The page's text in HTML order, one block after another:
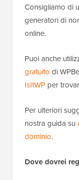
Consigliamo di
generatori di
online.
Puoi anche
gratuito di
IsItWP per
Per ulteriori
nostra guida su
dominio.
Dove dovrei